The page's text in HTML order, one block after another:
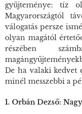
gyűjteménye: tíz
Magyarországtól
válogatás persze
olyan magától
részében
De ha valaki kedvet
minél messzebbi a
1. Orbán Dezső: